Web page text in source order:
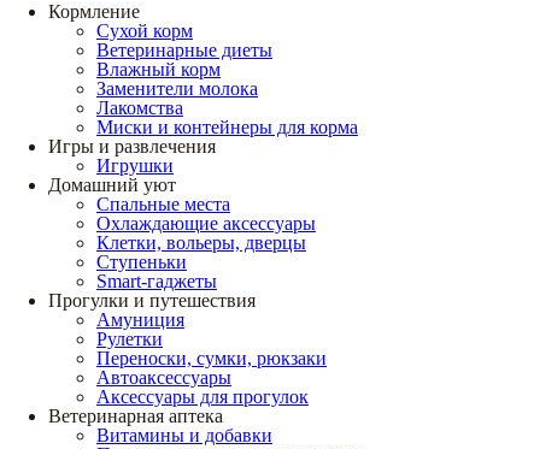
Кормление
Сухой корм
Ветеринарные диеты
Влажный корм
Заменители молока
Лакомства
Миски и контейнеры для корма
Игры и развлечения
Игрушки
Домашний уют
Спальные места
Охлаждающие аксессуары
Клетки, вольеры, дверцы
Ступеньки
Smart-гаджеты
Прогулки и путешествия
Амуниция
Рулетки
Переноски, сумки, рюкзаки
Автоаксессуары
Аксессуары для прогулок
Ветеринарная аптека
Витамины и добавки